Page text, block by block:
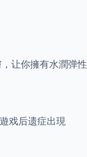
让你擁有水潤弹性
戏后遗症出現